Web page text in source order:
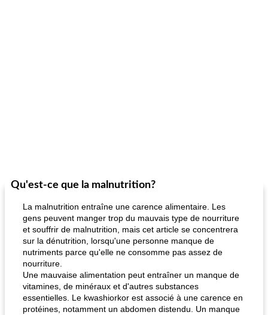
Qu'est-ce que la malnutrition?
La malnutrition entraîne une carence alimentaire. Les
gens peuvent manger trop du mauvais type de nourriture
et souffrir de malnutrition, mais cet article se concentrera
sur la dénutrition, lorsqu'une personne manque de
nutriments parce qu'elle ne consomme pas assez de
nourriture.
Une mauvaise alimentation peut entraîner un manque de
vitamines, de minéraux et d'autres substances
essentielles. Le kwashiorkor est associé à une carence en
protéines, notamment un abdomen distendu. Un manque